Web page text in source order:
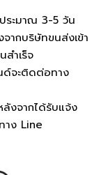
ประมาณ 3-5 วัน
ากบริษัทขนส่งเข้า
สำเร็จ
ด์จะติดต่อทาง
งจากได้รับแจ้ง
าง Line